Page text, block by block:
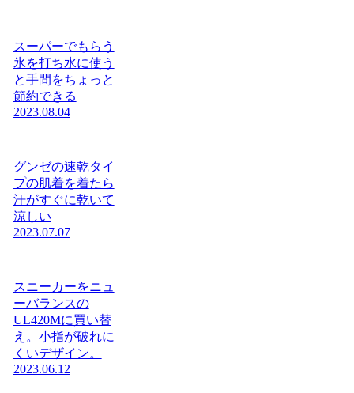
スーパーでもらう
氷を打ち水に使う
と手間をちょっと
節約できる
2023.08.04
グンゼの速乾タイ
プの肌着を着たら
汗がすぐに乾いて
涼しい
2023.07.07
スニーカーをニュ
ーバランスの
UL420Mに買い替
え。小指が破れに
くいデザイン。
2023.06.12